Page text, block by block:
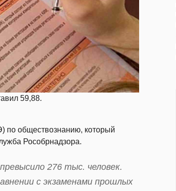
59,88.
по обществознанию, который
Рособрнадзора.
276 тыс. человек.
с экзаменами прошлых